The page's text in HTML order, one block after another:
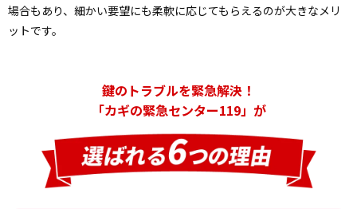
場合もあり、細かい要望にも柔軟に応じてもらえるのが大きなメリ
ットです。
鍵のトラブルを緊急解決！
「カギの緊急センター119」が